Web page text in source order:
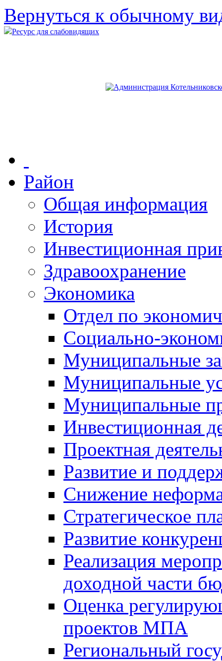
Вернуться к обычному
Ресурс для слабовидящих
Район
Общая информация
История
Инвестиционная
Здравоохранение
Экономика
Отдел по
Социально-
Муниципальные
Муниципальные
Муниципальные
Инвестиционная
Проектная
Развитие и
Снижение
Стратегическое
Развитие
Реализация
доходной части
Оценка
проектов МПА
Региональный